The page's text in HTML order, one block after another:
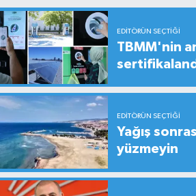
EDITÖRÜN SEÇTIĞI
TBMM'nin
EDITÖRÜN SEÇTIĞI
Yağış
yüzmeyin